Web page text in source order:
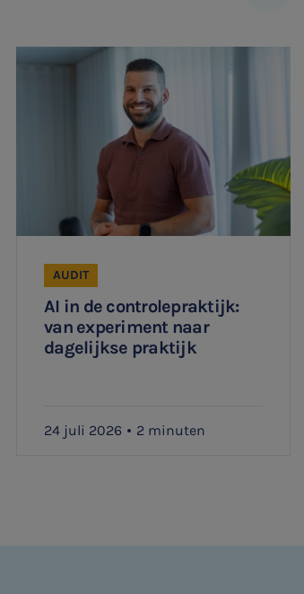
AI in de controlepraktijk:
van experiment naar
dagelijkse praktijk
AUDIT
24 juli 2026 2 minuten